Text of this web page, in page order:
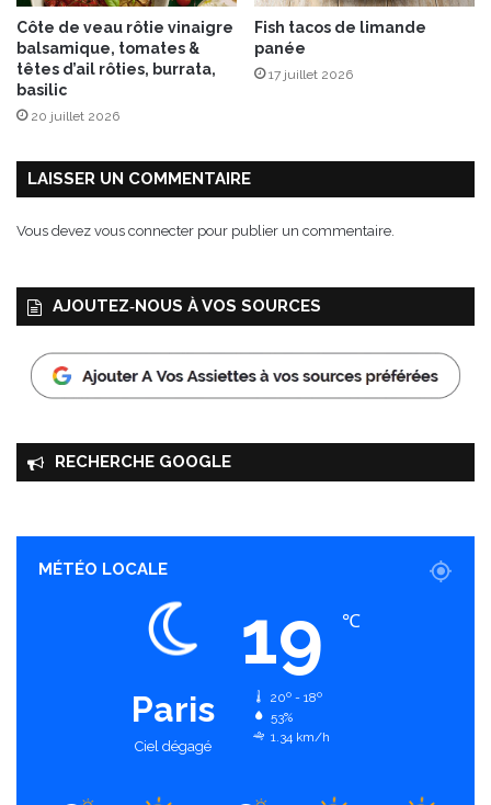
e
B
o
e
k
p
r
e
Côte de veau rôtie vinaigre
balsamique, tomates &
têtes d’ail rôties, burrata,
basilic
20 juillet 2026
Fish tacos de limande
panée
17 juillet 2026
LAISSER UN COMMENTAIRE
Vous devez vous connecter pour publier un commentaire.
AJOUTEZ‑NOUS À VOS SOURCES
RECHERCHE GOOGLE
MÉTÉO LOCALE
Paris
Ciel dégagé
19 ℃
20º - 18º
53%
1.34 km/h